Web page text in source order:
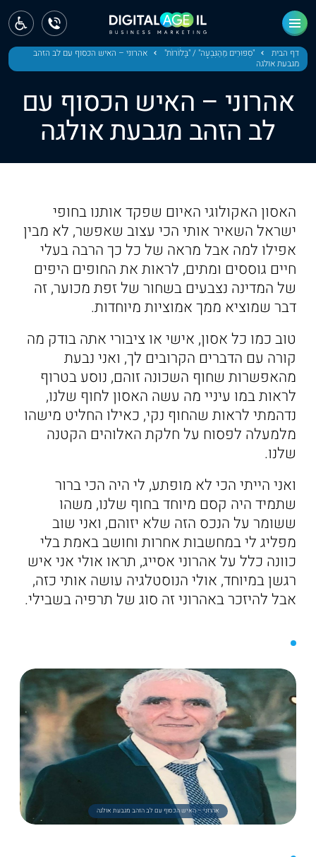
דף הבית "סִפּוּרִים מֵהַגִּבְעָה" / "בָּלֹוֹרוֹת"
אהרוני – האיש הכסוף עם לב הזהב
מגבעת אולגה
אהרוני – האיש הכסוף עם
לב הזהב מגבעת אולגה
האסון האקולוגי האיום שפקד אותנו בחופי
ישראל השאיר אותי הכי עצוב שאפשר, לא מבין
אפילו למה אבל מראה של כל כך הרבה בעלי
חיים גוססים ומתים, לראות את החופים היפים
של המדינה נצבעים בשחור של זפת מכוער, זה
דבר שמוציא ממך אמוציות מיוחדות.
טוב כמו כל אסון, אישי או ציבורי אתה בודק מה
קורה עם הדברים הקרובים לך, ואני נבעת
מהאפשרות שחוף השכונה זוהם, נוסע בטרוף
לראות במו עיניי מה עשה האסון לחוף שלנו,
נדהמתי לראות שהחוף נקי, כאילו החליט מישהו
מלמעלה לפסוח על חלקת האלוהים הקטנה
שלנו.
ואני הייתי הכי לא מופתע, לי היה הכי ברור
שתמיד היה קסם מיוחד בחוף שלנו, משהו
ששומר על הנכס הזה שלא יזוהם, ואני שוב
מפליג לי במחשבות אחרות וחושב באמת בלי
כוונה כלל על אהרוני אסייג, תראו אולי אני איש
רגשן במיוחד, אולי הנוסטלגיה עושה אותי כזה,
אבל להיזכר באהרוני זה סוג של תרפיה בשבילי.
אהרוני – האיש הכסוף עם לב הזהב מגבעת אולגה
ראשי
חדשות
מחוז חיפה
ירושלים
תל אביב